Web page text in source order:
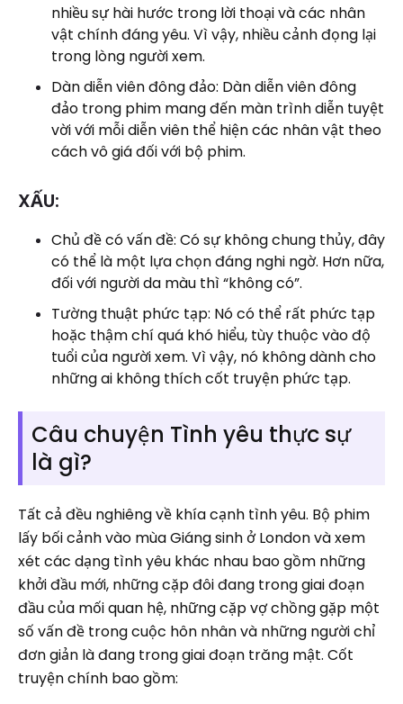
nhiều sự hài hước trong lời thoại và các nhân
vật chính đáng yêu. Vì vậy, nhiều cảnh đọng lại
trong lòng người xem.
Dàn diễn viên đông đảo: Dàn diễn viên đông
đảo trong phim mang đến màn trình diễn tuyệt
vời với mỗi diễn viên thể hiện các nhân vật theo
cách vô giá đối với bộ phim.
XẤU:
Chủ đề có vấn đề: Có sự không chung thủy, đây
có thể là một lựa chọn đáng nghi ngờ. Hơn nữa,
đối với người da màu thì “không có”.
Tường thuật phức tạp: Nó có thể rất phức tạp
hoặc thậm chí quá khó hiểu, tùy thuộc vào độ
tuổi của người xem. Vì vậy, nó không dành cho
những ai không thích cốt truyện phức tạp.
Câu chuyện Tình yêu thực sự
là gì?
Tất cả đều nghiêng về khía cạnh tình yêu. Bộ phim
lấy bối cảnh vào mùa Giáng sinh ở London và xem
xét các dạng tình yêu khác nhau bao gồm những
khởi đầu mới, những cặp đôi đang trong giai đoạn
đầu của mối quan hệ, những cặp vợ chồng gặp một
số vấn đề trong cuộc hôn nhân và những người chỉ
đơn giản là đang trong giai đoạn trăng mật. Cốt
truyện chính bao gồm: